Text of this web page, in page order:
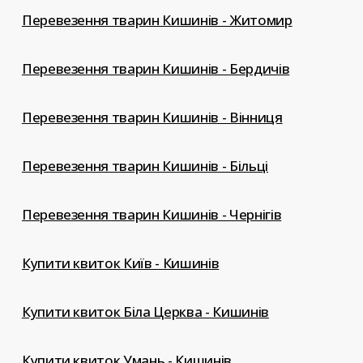
Перевезення тварин Кишинів - Житомир
Перевезення тварин Кишинів - Бердичів
Перевезення тварин Кишинів - Вінниця
Перевезення тварин Кишинів - Більці
Перевезення тварин Кишинів - Чернігів
Купити квиток Київ - Кишинів
Купити квиток Біла Церква - Кишинів